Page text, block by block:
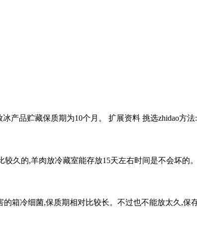
产品贮藏保质期为10个月。 扩展资料 挑选zhidao方法
久的,羊肉放冷藏室能存放15天左右时间是不会坏的
箱冷细菌,保质期相对比较长。不过也不能放太久,保